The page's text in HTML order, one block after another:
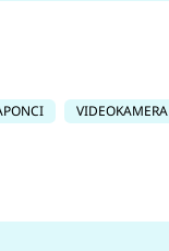
VIDEOKAMERA